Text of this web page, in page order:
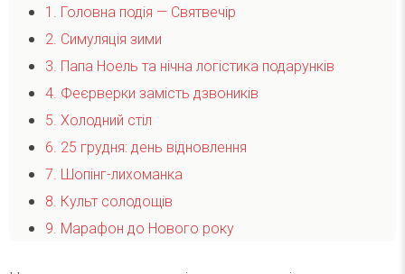
1. Головна подія — Святвечір
2. Симуляція зими
3. Папа Ноель та нічна логістика подарунків
4. Феєрверки замість дзвоників
5. Холодний стіл
6. 25 грудня: день відновлення
7. Шопінг-лихоманка
8. Культ солодощів
9. Марафон до Нового року